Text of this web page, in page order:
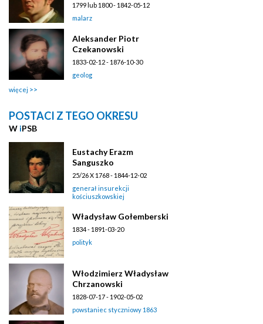
1799 lub 1800 - 1842-05-12
malarz
Aleksander Piotr
Czekanowski
1833-02-12 - 1876-10-30
geolog
więcej
POSTACI Z TEGO OKRESU
W iPSB
Eustachy Erazm
Sanguszko
25/26 X 1768 - 1844-12-02
generał insurekcji
kościuszkowskiej
Władysław Gołemberski
1834 - 1891-03-20
polityk
Włodzimierz Władysław
Chrzanowski
1828-07-17 - 1902-05-02
powstaniec styczniowy 1863